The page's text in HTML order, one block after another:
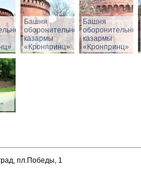
Башня
оборонительной
казармы
«Кронпринц»
Башня
оборонительной
казармы
«Кронпринц»
пл.Победы, 1